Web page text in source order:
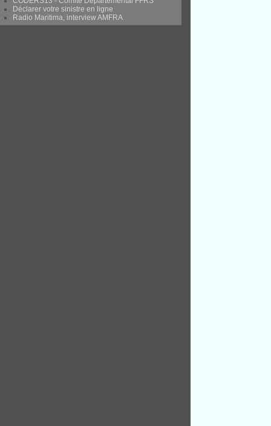
Déclarer votre sinistre en ligne
Radio Maritima, interview AMFRA